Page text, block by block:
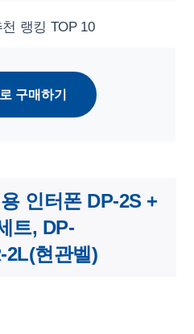
구매하기
인터폰 DP-2S +
트, DP-
2L(현관벨)